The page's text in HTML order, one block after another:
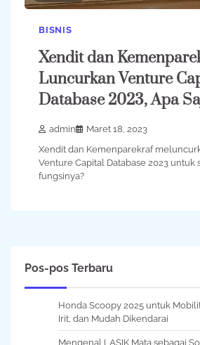
BISNIS
Xendit dan
Luncurkan Venture
Database 2023, Apa
admin
Maret 18, 2023
Xendit dan Kemenparekraf
Venture Capital Database 2023 untuk
fungsinya?
Pos-pos Terbaru
Honda Scoopy 2025 untuk
Irit, dan Mudah Dikendarai
Mengenal LASIK Mata sebagai